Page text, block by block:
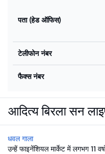
पता (हेड ऑफिस)
टेलीफोन नंबर
फैक्स नंबर
आदित्य बिरला सन
धवल गाला
उन्हें फाइनेंशियल मार्केट में लगभग 11